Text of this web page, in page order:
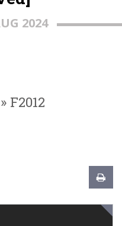
2024
» F2012